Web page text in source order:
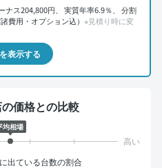
ナス204,800円、 実質年率6.9％、 分割
費用・オプション込） ※見積り時に変
表示する
価格との比較
均相場
出ている台数の割合